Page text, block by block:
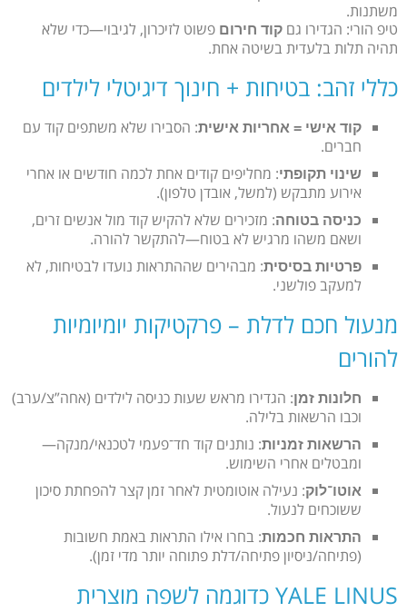
משתנות.
טיפ הורי: הגדירו גם קוד חירום פשוט לזיכרון, לגיבוי—כדי שלא
תהיה תלות בלעדית בשיטה אחת.
כללי זהב: בטיחות + חינוך דיגיטלי לילדים
קוד אישי = אחריות אישית: הסבירו שלא משתפים קוד עם
חברים.
שינוי תקופתי: מחליפים קודים אחת לכמה חודשים או אחרי
אירוע מתבקש (למשל, אובדן טלפון).
כניסה בטוחה: מזכירים שלא להקיש קוד מול אנשים זרים,
ושאם משהו מרגיש לא בטוח—להתקשר להורה.
פרטיות בסיסית: מבהירים שההתראות נועדו לבטיחות, לא
למעקב פולשני.
מנעול חכם לדלת – פרקטיקות יומיומיות
להורים
חלונות זמן: הגדירו מראש שעות כניסה לילדים (אחה”צ/ערב)
וכבו הרשאות בלילה.
הרשאות זמניות: נותנים קוד חד־פעמי לטכנאי/מנקה—
ומבטלים אחרי השימוש.
אוטו־לוק: נעילה אוטומטית לאחר זמן קצר להפחתת סיכון
ששוכחים לנעול.
התראות חכמות: בחרו אילו התראות באמת חשובות
(פתיחה/ניסיון פתיחה/דלת פתוחה יותר מדי זמן).
YALE LINUS כדוגמה לשפה מוצרית